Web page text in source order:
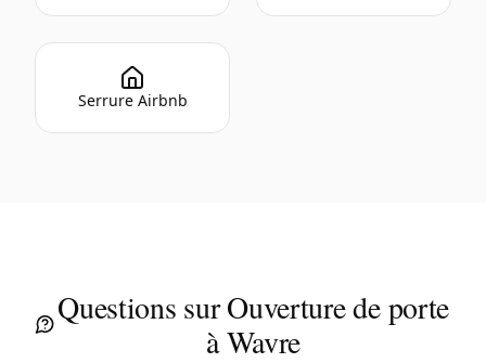
Serrure Airbnb
Questions sur Ouverture de porte
à Wavre